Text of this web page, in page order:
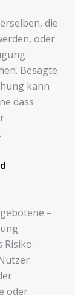
die
oder
Besagte
kann
dass
–
oder